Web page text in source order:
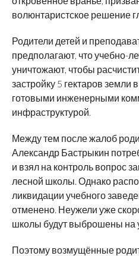
волюнтаристское решение
Родители детей и
предполагают, что учебно-
уничтожают, чтобы
застройку 5 гектаров земли
готовыми инженерными
инфраструктурой.
Между тем после жалоб
Александр Бастрыкин
и взял на контроль вопрос
лесной школы. Однако
ликвидации учебного
отменено. Неужели уже
школы будут выброшены на
Поэтому возмущённые